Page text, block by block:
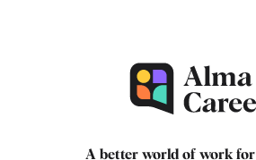
A better world of work for